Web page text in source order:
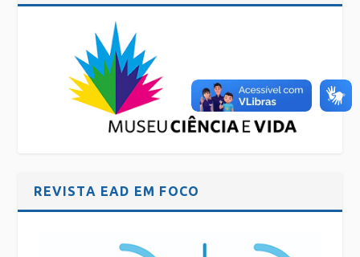
REVISTA EAD EM FOCO